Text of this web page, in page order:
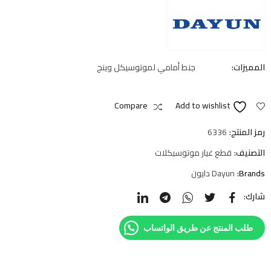
المميزات: جنط أمامي لموتوسيكل وينج
Add to wishlist
Compare
رمز المنتج:6336
التصنيف:قطع غيار موتوسيكلات
Brands: Dayun دايون
شارك:
طلب المنتج عن طريق الواتساب